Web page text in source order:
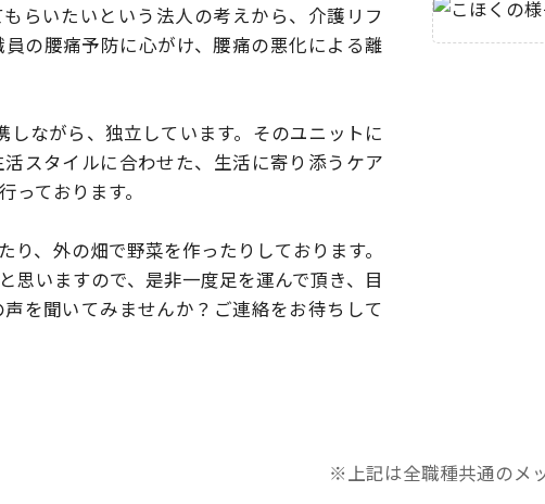
らいたいという法人の考えから、 介護リフ
員の腰痛予防に心がけ、腰痛の悪化による離
ながら、独立しています。 そのユニットに
スタイルに合わせた、 生活に寄り添うケア
ております。
、外の畑で野菜を作ったりしております。
いますので、是非一度足を運んで頂き、 目
を聞いてみませんか？ ご連絡をお待ちして
※上記は全職種共通のメ